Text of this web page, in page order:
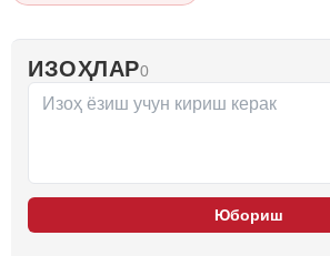
ИЗОҲЛАР0
Юбориш